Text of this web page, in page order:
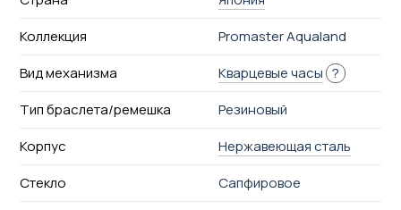
Коллекция
Promaster Aqualand
Вид механизма
Кварцевые часы ?
Тип браслета/ремешка
Резиновый
Корпус
Нержавеющая сталь
Стекло
Сапфировое